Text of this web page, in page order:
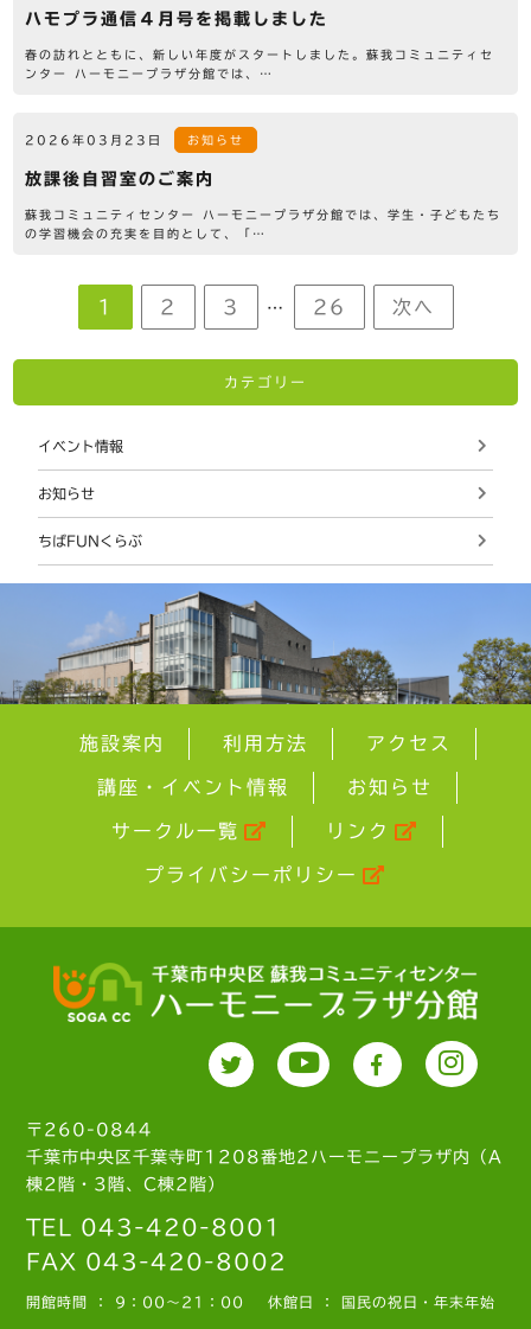
ハモプラ通信４月号を掲載しました
春の訪れとともに、新しい年度がスタートしました。蘇我コミュニティセ
ンター ハーモニープラザ分館では、…
2026年03月23日 お知らせ
放課後自習室のご案内
蘇我コミュニティセンター ハーモニープラザ分館では、学生・子どもたち
の学習機会の充実を目的として、「…
1 2 3 … 26 次へ
カテゴリー
イベント情報
お知らせ
ちばFUNくらぶ
施設案内 利用方法 アクセス
講座・イベント情報 お知らせ
サークル一覧 リンク
プライバシーポリシー
〒260-0844
千葉市中央区千葉寺町1208番地2ハーモニープラザ内（A
棟2階・3階、C棟2階）
TEL 043-420-8001
FAX 043-420-8002
開館時間 ： 9：00～21：00 休館日 ： 国民の祝日・年末年始